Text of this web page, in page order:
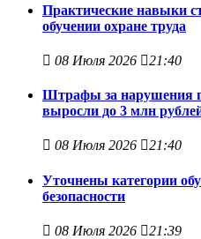
Практические навыки
обучении охране труда
08 Июля 2026 21:40
Штрафы за нарушения
выросли до 3 млн
08 Июля 2026 21:40
Уточнены категории
безопасности
08 Июля 2026 21:39